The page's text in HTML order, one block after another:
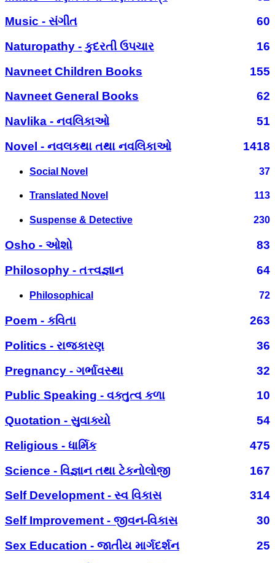
Music - સંગીત
60
Naturopathy - કુદરતી ઉપચાર
16
Navneet Children Books
155
Navneet General Books
62
Navlika - નવલિકાઓ
51
Novel - નવલકથા તથા નવલિકાઓ
1418
Social Novel 37
Translated Novel 113
Suspense & Detective 230
Osho - ઓશો
83
Philosophy - તત્ત્વજ્ઞાન
64
Philosophical 72
Poem - કવિતા
263
Politics - રાજકારણ
36
Pregnancy - ગર્ભાવસ્થા
32
Public Speaking - વક્તુત્વ કળા
10
Quotation - સુવાક્યો
54
Religious - ધાર્મિક
475
Science - વિજ્ઞાન તથા ટેકનોલોજી
167
Self Development - સ્વ વિકાસ
314
Self Improvement - જીવન-વિકાસ
30
Sex Education - જાતીય માર્ગદર્શન
25